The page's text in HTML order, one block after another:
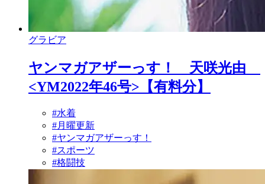
グラビア
ヤンマガアザーっす！ 天咲光由
<YM2022年46号>【有料分】
#水着
#月曜更新
#ヤンマガアザーっす！
#スポーツ
#格闘技